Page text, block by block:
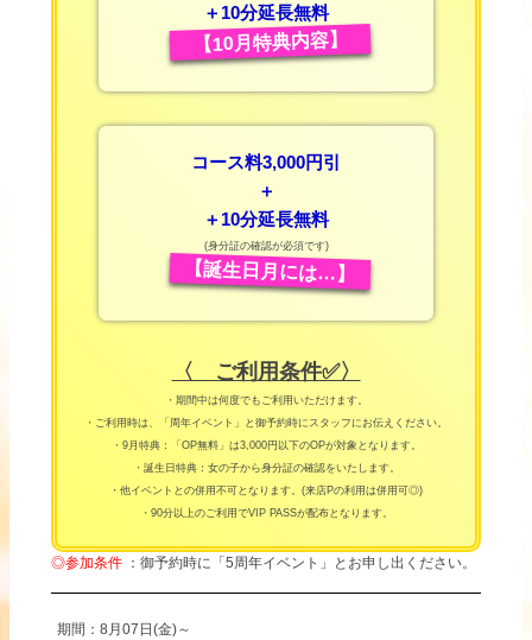
＋10分延長無料
【10月特典内容】
コース料3,000円引
＋
＋10分延長無料
(身分証の確認が必須です)
【誕生日月には…】
〈 ご利用条件✅〉
・期間中は何度でもご利用いただけます。
・ご利用時は、「周年イベント」と御予約時にスタッフにお伝えください。
・9月特典：「OP無料」は3,000円以下のOPが対象となります。
・誕生日特典：女の子から身分証の確認をいたします。
・他イベントとの併用不可となります。(来店Pの利用は併用可◎)
・90分以上のご利用でVIP PASSが配布となります。
◎参加条件 ：御予約時に「5周年イベント」とお申し出ください。
期間：8月07日(金)～